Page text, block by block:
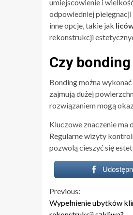
umiejscowienie i
odpowiedniej pielęgnacji
inne opcje, takie jak
rekonstrukcji
Czy
Bonding można
zajmują dużej
rozwiązaniem mogą
Kluczowe znaczenie ma
Regularne wizyty
pozwolą cieszyć się
Continue
Previous:
Wypełnienie ubytków